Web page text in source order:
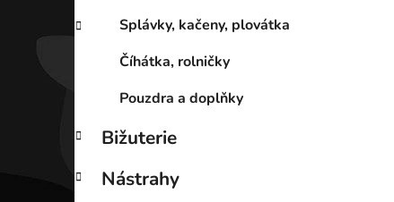
Splávky, kačeny, plovátka
Číhátka, rolničky
Pouzdra a doplňky
Bižuterie
Nástrahy